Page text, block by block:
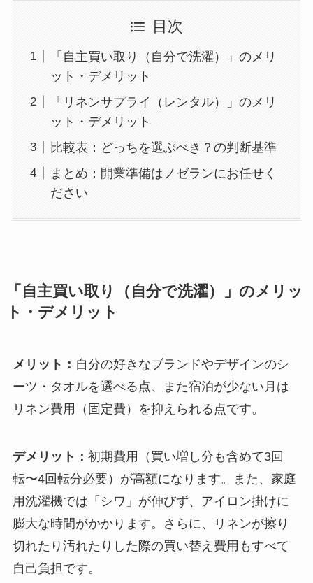
目次
「自主買い取り（自分で洗濯）」のメリ
ット・デメリット
「リネンサプライ（レンタル）」のメリ
ット・デメリット
比較表：どっちを選ぶべき？の判断基準
まとめ：開業準備はノゼランにお任せく
ださい
「自主買い取り（自分で洗濯）」のメリッ
ト・デメリット
メリット： 自分の好きなブランドやデザインのシ
ーツ・タオルを選べる点、また宿泊が少ない月は
リネン費用（固定費）を抑えられる点です。
デメリット： 初期費用（買い増し分も含めて3回
転〜4回転分必要）が高額になります。また、家庭
用洗濯機では「シワ」が伸びず、アイロン掛けに
膨大な時間がかかります。さらに、リネンが擦り
切れたり汚れたりした際の買い替え費用もすべて
自己負担です。